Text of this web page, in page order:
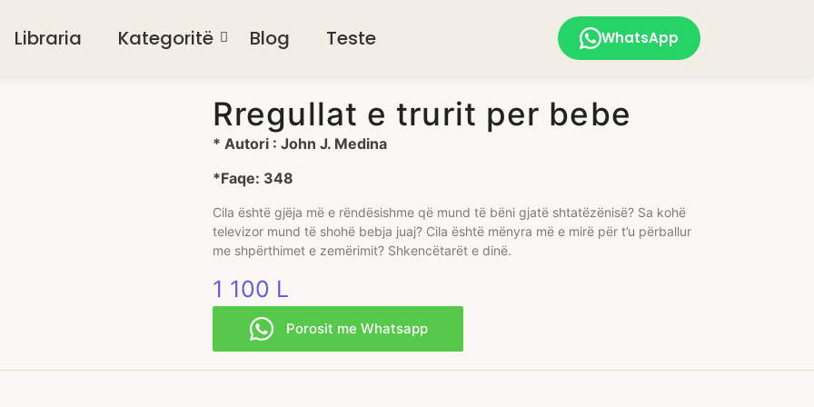
Libraria Kategoritë Blog Teste WhatsApp
Rregullat e trurit per bebe
* Autori : John J. Medina
*Faqe: 348
Cila është gjëja më e rëndësishme që mund të bëni gjatë shtatëzënisë? Sa kohë
televizor mund të shohë bebja juaj? Cila është mënyra më e mirë për t’u përballur
me shpërthimet e zemërimit? Shkencëtarët e dinë.
1 100 L
Porosit me Whatsapp